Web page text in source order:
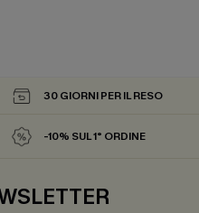
30 GIORNI PER IL RESO
-10% SUL 1° ORDINE